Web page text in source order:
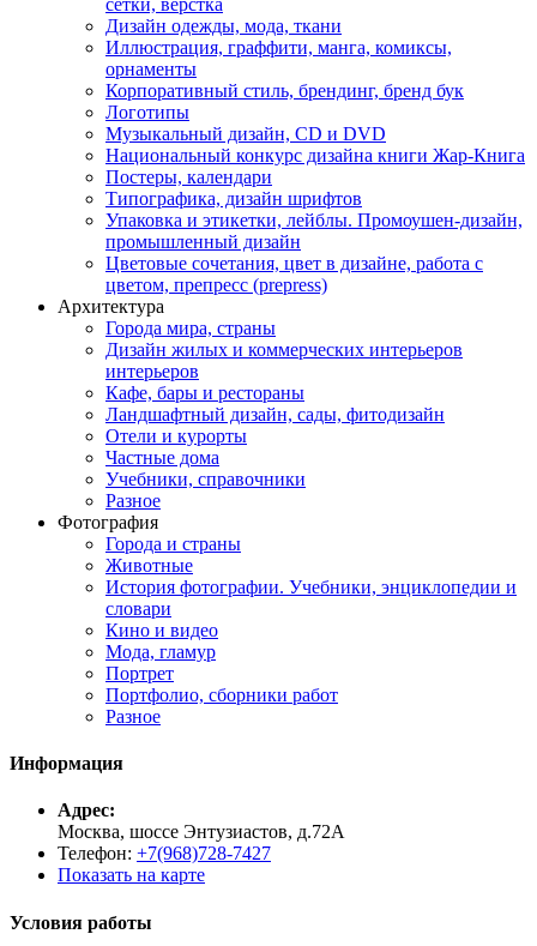
Дизайн одежды, мода, ткани
Иллюстрация, граффити, манга, комиксы,
орнаменты
Корпоративный стиль, брендинг, бренд бук
Логотипы
Музыкальный дизайн, СD и DVD
Национальный конкурс дизайна книги Жар-Книга
Постеры, календари
Типографика, дизайн шрифтов
Упаковка и этикетки, лейблы. Промоушен-дизайн,
промышленный дизайн
Цветовые сочетания, цвет в дизайне, работа с
цветом, препресс (prepress)
Архитектура
Города мира, страны
Дизайн жилых и коммерческих интерьеров
интерьеров
Кафе, бары и рестораны
Ландшафтный дизайн, сады, фитодизайн
Отели и курорты
Частные дома
Учебники, справочники
Разное
Фотография
Города и страны
Животные
История фотографии. Учебники, энциклопедии и
словари
Кино и видео
Мода, гламур
Портрет
Портфолио, сборники работ
Разное
Информация
Адрес:
Москва, шоссе Энтузиастов, д.72А
Телефон: +7(968)728-7427
Показать на карте
Условия работы